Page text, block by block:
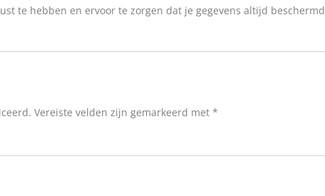
te hebben en ervoor te zorgen dat je gegevens altijd beschermd
Vereiste velden zijn gemarkeerd met *